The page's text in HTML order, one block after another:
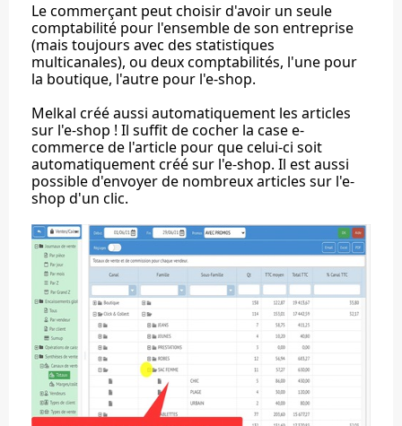
Le commerçant peut choisir d'avoir un seule
comptabilité pour l'ensemble de son entreprise
(mais toujours avec des statistiques
multicanales), ou deux comptabilités, l'une pour
la boutique, l'autre pour l'e-shop.
Melkal créé aussi automatiquement les articles
sur l'e-shop ! Il suffit de cocher la case e-
commerce de l'article pour que celui-ci soit
automatiquement créé sur l'e-shop. Il est aussi
possible d'envoyer de nombreux articles sur l'e-
shop d'un clic.